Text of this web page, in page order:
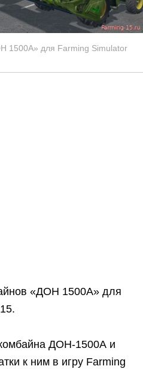
1500А» для Farming Simulator
«ДОН 1500А» для
ДОН-1500А и
к ним в игру Farming